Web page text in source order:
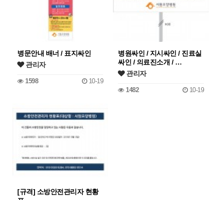
병문안내 배너 / 표지싸인
관리자
1598 10-19
병원싸인 / 지시싸인 / 진료실
싸인 / 의료진소개 / …
관리자
1482 10-19
[규격] 소방안전관리자 현황